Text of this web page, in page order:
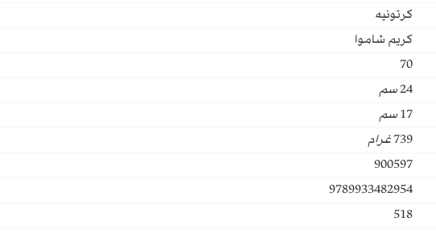
كرتونيه
كريم شاموا
70
24سم
17سم
739غرام
900597
9789933482954
518